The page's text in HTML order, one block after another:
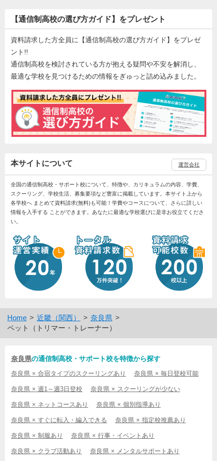
【通信制高校の選び方ガイド】をプレゼント
資料請求した方全員に【通信制高校の選び方ガイド】をプレゼ
ント!!
通信制高校を検討されている方が抱える疑問や不安を解消し、
最適な学校を見つけるための情報をぎゅっと詰め込みました。
本サイトについて 運営会社
全国の通信制高校・サポート校について、特徴や、カリキュラムの内容、学費、
スクーリング、学校生活、募集要項など豊富に掲載しています。本サイト上から
各学校へ まとめて資料請求(無料)も可能！学費やコースについて、さらに詳しい
情報を入手する ことができます。あなたに最適な学校選びに是非お役立てくださ
い。
Home 近畿（関西）
奈良県
ペット（トリマー・トレーナー）
奈良県の通信制高校・サポート校を特徴から探す
奈良県 × 合宿タイプのスクーリングあり 奈良県 × 毎日登校可能
奈良県 × 週1～週3日登校 奈良県 × スクーリングが少ない
奈良県 × ネットコースあり 奈良県 × 個別指導あり
奈良県 × すぐに転入・編入できる 奈良県 × 指定校推薦あり
奈良県 × 制服あり 奈良県 × 行事・イベントあり
奈良県 × クラブ活動あり 奈良県 × メンタルサポートあり